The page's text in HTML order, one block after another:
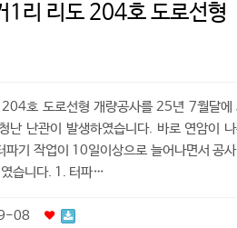
1리 리도 204호 도로선형
호 도로선형 개량공사를 25년 7월달에
난 난관이 발생하였습니다. 바로 연암이
기 작업이 10일이상으로 늘어나면서 공
였습니다. 1. 터파…
08